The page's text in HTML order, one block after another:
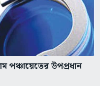
পঞ্চায়েতের উপপ্রধান